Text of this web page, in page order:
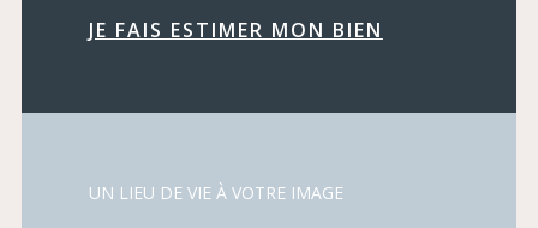
JE FAIS ESTIMER MON BIEN
UN LIEU DE VIE À VOTRE IMAGE